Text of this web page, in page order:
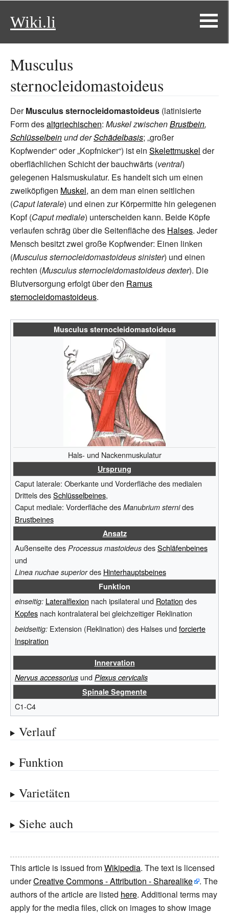
Wiki.li
Musculus
sternocleidomastoideus
DerMusculus sternocleidomastoideus (latinisierte
Form desaltgriechischen: Muskel zwischenBrustbein,
Schlüsselbeinund derSchädelbasis; „großer
Kopfwender“ oder „Kopfnicker“) ist ein Skelettmuskel der
oberflächlichen Schicht der bauchwärts (ventral)
gelegenen Halsmuskulatur. Es handelt sich um einen
zweiköpfigen Muskel, an dem man einen seitlichen
(Caput laterale) und einen zur Körpermitte hin gelegenen
Kopf (Caput mediale) unterscheiden kann. Beide Köpfe
verlaufen schräg über die Seitenfläche des Halses. Jeder
Mensch besitzt zwei große Kopfwender: Einen linken
(Musculus sternocleidomastoideus sinister) und einen
rechten (Musculus sternocleidomastoideus dexter). Die
Blutversorgung erfolgt über den Ramus
sternocleidomastoideus.
Musculus sternocleidomastoideus
Hals- und Nackenmuskulatur
Ursprung
Caput laterale: Oberkante und Vorderfläche des medialen
Drittels desSchlüsselbeines,
Caput mediale: Vorderfläche des Manubrium sternides
Brustbeines
Ansatz
Außenseite des Processus mastoideusdesSchläfenbeines
und
Linea nuchae superiordes Hinterhauptsbeines
Funktion
einseitig: Lateralflexion nach ipsilateral und Rotation des
Kopfesnach kontralateral bei gleichzeitiger Reklination
beidseitig:Extension (Reklination) des Halses undforcierte
Inspiration
Innervation
Nervus accessoriusund Plexus cervicalis
Spinale Segmente
C1-C4
Verlauf
Funktion
Varietäten
Siehe auch
This article is issued fromWikipedia. The text is licensed
underCreative Commons - Attribution - Sharealike
. The
authors of the article are listed here. Additional terms may
apply for the media files, click on images to show image